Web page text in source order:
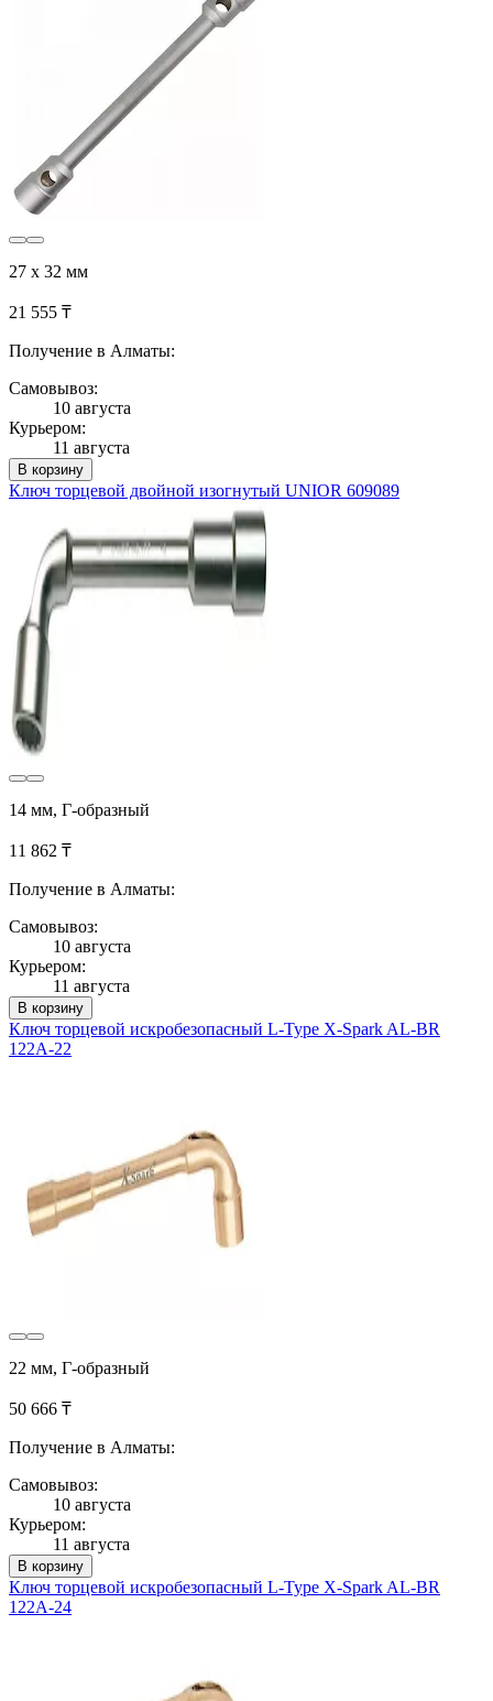
27 х 32 мм
21 555 ₸
Получение в Алматы:
Самовывоз:
10 августа
Курьером:
11 августа
В корзину
Ключ торцевой двойной изогнутый UNIOR 609089
14 мм, Г-образный
11 862 ₸
Получение в Алматы:
Самовывоз:
10 августа
Курьером:
11 августа
В корзину
Ключ торцевой искробезопасный L-Type X-Spark AL-BR
122A-22
22 мм, Г-образный
50 666 ₸
Получение в Алматы:
Самовывоз:
10 августа
Курьером:
11 августа
В корзину
Ключ торцевой искробезопасный L-Type X-Spark AL-BR
122A-24